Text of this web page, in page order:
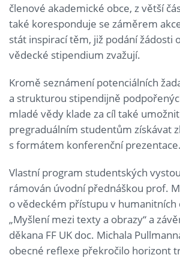
členové akademické obce, z větší
také koresponduje se záměrem
stát inspirací těm, již podání žádosti
vědecké stipendium zvažují.
Kromě seznámení potenciálních
a strukturou stipendijně
mladé vědy klade za cíl také
pregraduálním studentům získávat
s formátem konferenční prezentace.
Vlastní program studentských
rámován úvodní přednáškou prof.
o vědeckém přístupu v humanitních
„Myšlení mezi texty a obrazy“ a
děkana FF UK doc. Michala
obecné reflexe překročilo horizont